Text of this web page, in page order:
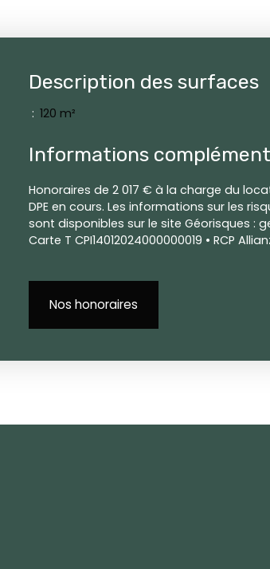
Description des surfaces
: 120 m²
Informations
Honoraires de 2 017 € à la charge du
DPE en cours. Les informations sur les
sont disponibles sur le site Géorisques :
Carte T CPI14012024000000019 • RCP
Nos honoraires